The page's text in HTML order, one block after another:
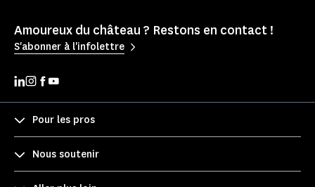
Amoureux du château ? Restons en contact !
S'abonner à l'infolettre
Pour les pros
Nous soutenir